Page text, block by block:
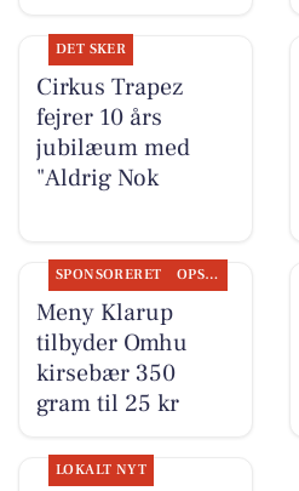
DET SKER
Cirkus Trapez
fejrer 10 års
jubilæum med
"Aldrig Nok
SPONSORERET OPSLAGSTAVLEN
Meny Klarup
tilbyder Omhu
kirsebær 350
gram til 25 kr
LOKALT NYT